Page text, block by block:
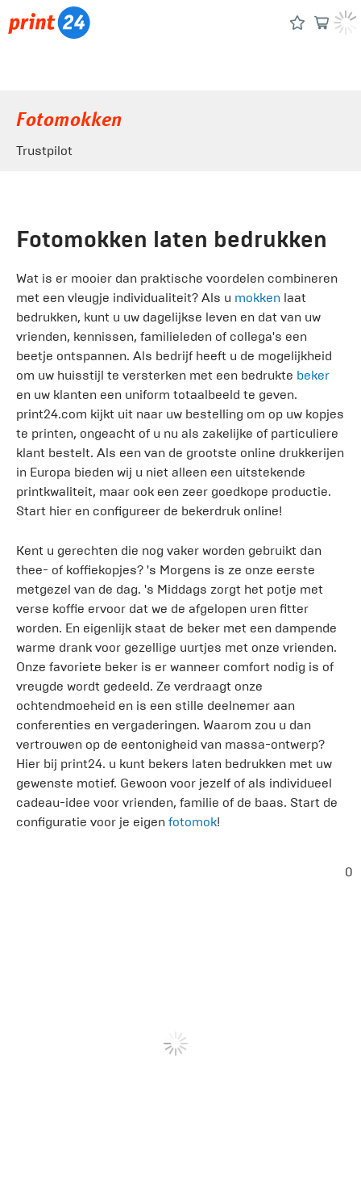
Fotomokken
Trustpilot
Fotomokken laten bedrukken
Wat is er mooier dan praktische voordelen combineren
met een vleugje individualiteit? Als u mokken laat
bedrukken, kunt u uw dagelijkse leven en dat van uw
vrienden, kennissen, familieleden of collega's een
beetje ontspannen. Als bedrijf heeft u de mogelijkheid
om uw huisstijl te versterken met een bedrukte beker
en uw klanten een uniform totaalbeeld te geven.
print24.com kijkt uit naar uw bestelling om op uw kopjes
te printen, ongeacht of u nu als zakelijke of particuliere
klant bestelt. Als een van de grootste online drukkerijen
in Europa bieden wij u niet alleen een uitstekende
printkwaliteit, maar ook een zeer goedkope productie.
Start hier en configureer de bekerdruk online!
Kent u gerechten die nog vaker worden gebruikt dan
thee- of koffiekopjes? 's Morgens is ze onze eerste
metgezel van de dag. 's Middags zorgt het potje met
verse koffie ervoor dat we de afgelopen uren fitter
worden. En eigenlijk staat de beker met een dampende
warme drank voor gezellige uurtjes met onze vrienden.
Onze favoriete beker is er wanneer comfort nodig is of
vreugde wordt gedeeld. Ze verdraagt ​​onze
ochtendmoeheid en is een stille deelnemer aan
conferenties en vergaderingen. Waarom zou u dan
vertrouwen op de eentonigheid van massa-ontwerp?
Hier bij print24. u kunt bekers laten bedrukken met uw
gewenste motief. Gewoon voor jezelf of als individueel
cadeau-idee voor vrienden, familie of de baas. Start de
configuratie voor je eigen fotomok!
0